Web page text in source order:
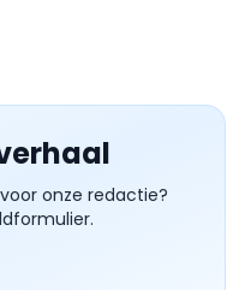
onze redactie?